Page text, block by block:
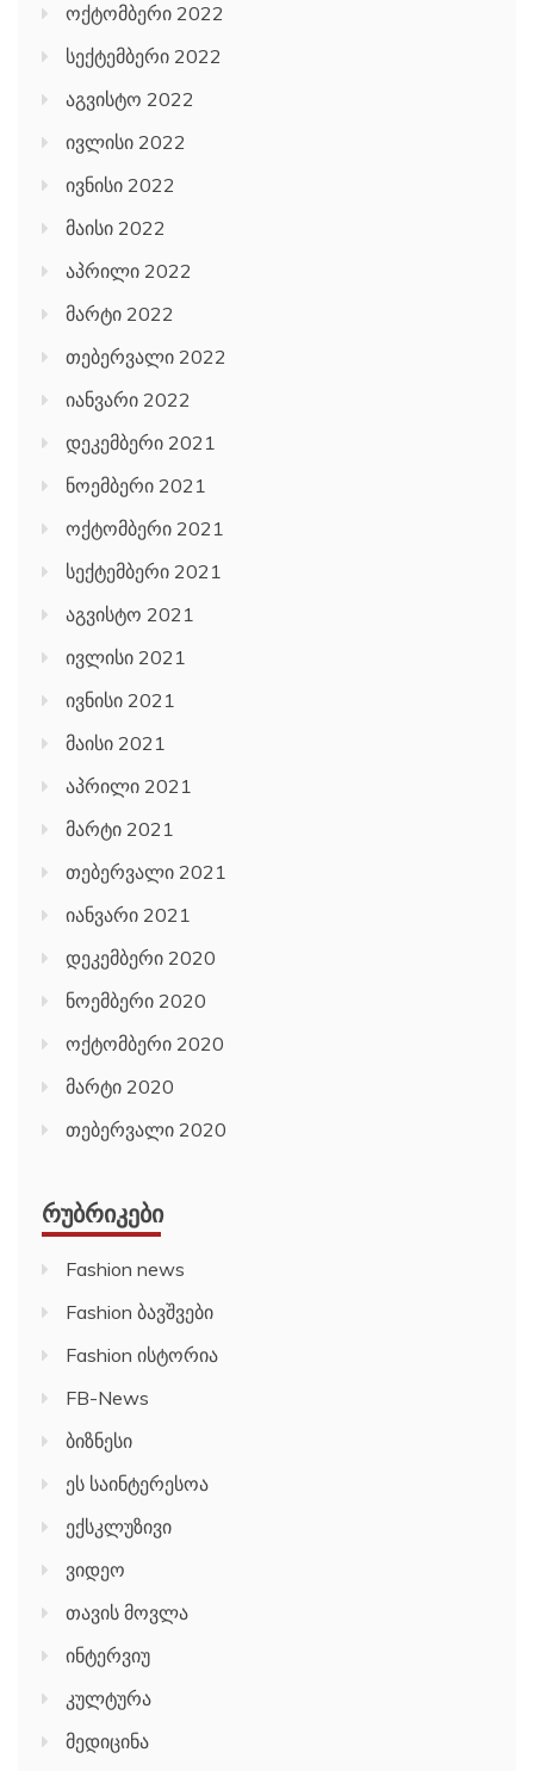
ოქტომბერი 2022
სექტემბერი 2022
აგვისტო 2022
ივლისი 2022
ივნისი 2022
მაისი 2022
აპრილი 2022
მარტი 2022
თებერვალი 2022
იანვარი 2022
დეკემბერი 2021
ნოემბერი 2021
ოქტომბერი 2021
სექტემბერი 2021
აგვისტო 2021
ივლისი 2021
ივნისი 2021
მაისი 2021
აპრილი 2021
მარტი 2021
თებერვალი 2021
იანვარი 2021
დეკემბერი 2020
ნოემბერი 2020
ოქტომბერი 2020
მარტი 2020
თებერვალი 2020
ᲠᲣᲑᲠᲘᲙᲔᲑᲘ
Fashion news
Fashion ბავშვები
Fashion ისტორია
FB-News
ბიზნესი
ეს საინტერესოა
ექსკლუზივი
ვიდეო
თავის მოვლა
ინტერვიუ
კულტურა
მედიცინა